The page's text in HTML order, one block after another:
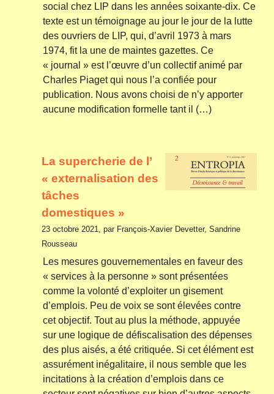
social chez LIP dans les années soixante-dix. Ce
texte est un témoignage au jour le jour de la lutte
des ouvriers de LIP, qui, d’avril 1973 à mars
1974, fit la une de maintes gazettes. Ce
« journal » est l’œuvre d’un collectif animé par
Charles Piaget qui nous l’a confiée pour
publication. Nous avons choisi de n’y apporter
aucune modification formelle tant il (…)
La supercherie de l’
« externalisation des
tâches
domestiques »
23 octobre 2021, par François-Xavier Devetter, Sandrine
Rousseau
Les mesures gouvernementales en faveur des
« services à la personne » sont présentées
comme la volonté d’exploiter un gisement
d’emplois. Peu de voix se sont élevées contre
cet objectif. Tout au plus la méthode, appuyée
sur une logique de défiscalisation des dépenses
des plus aisés, a été critiquée. Si cet élément est
assurément inégalitaire, il nous semble que les
incitations à la création d’emplois dans ce